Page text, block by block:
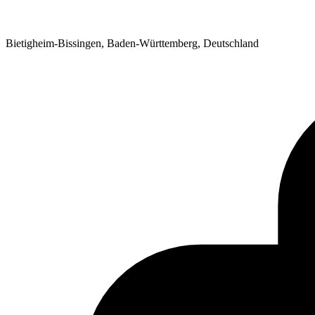
Bietigheim-Bissingen, Baden-Württemberg, Deutschland